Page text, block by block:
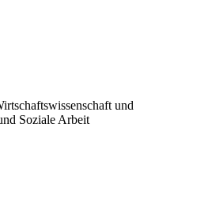
und
Soziale Arbeit